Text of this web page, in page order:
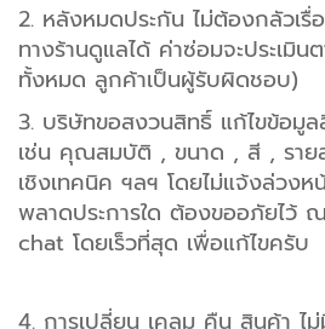
2. หลังหมดประกัน ไม่ต้องกลัวเรื่
ทางร้านดูแลได้ ค่าซ่อมจะประเมิ
ทั้งหมด ลูกค้าเป็นผู้รับผิดชอบ)
3. บริษัทขอสงวนสิทธิ์ แก้ไขข้อมู
เช่น คุณสมบัติ , ขนาด , สี , ราย
เชิงเทคนิค ฯลฯ โดยไม่แจ้งล่วง
พลาดประการใด ต้องขออภัยไว้
chat โดยเร็วที่สุด เพื่อแก้ไขครับ
4. การเปลี่ยน เคลม คืน สินค้า ไม่